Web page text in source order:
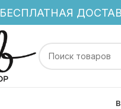
БЕСПЛАТНАЯ